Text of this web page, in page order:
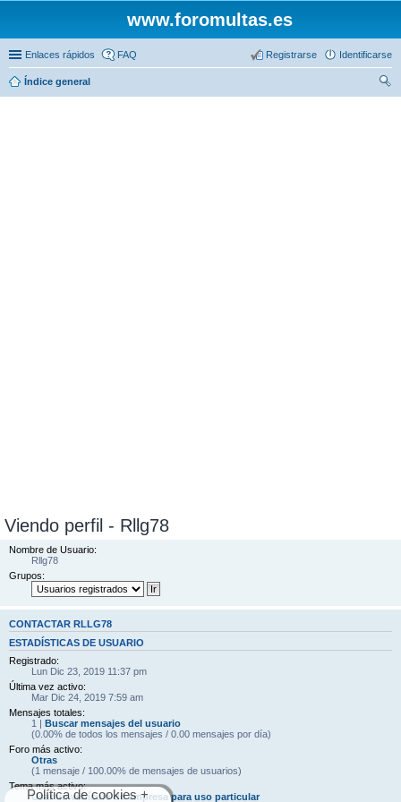
www.foromultas.es
Enlaces rápidos FAQ Identificarse
Registrarse
Índice general
Viendo perfil - Rllg78
Nombre de Usuario:
Rllg78
Grupos:
CONTACTAR RLLG78
ESTADÍSTICAS DE USUARIO
Registrado:
Lun Dic 23, 2019 11:37 pm
Última vez activo:
Mar Dic 24, 2019 7:59 am
Mensajes totales:
1 | Buscar mensajes del usuario
(0.00% de todos los mensajes / 0.00 mensajes por día)
Foro más activo:
Otras
(1 mensaje / 100.00% de mensajes de usuarios)
Tema más activo:
Usar un vehículo de empresa para uso particular
Política de cookies +